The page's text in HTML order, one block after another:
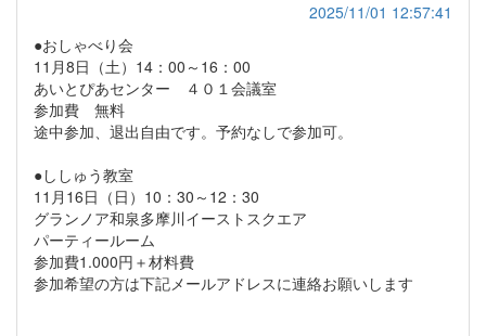
2025/11/01 12:57:41
●おしゃべり会
11月8日（土）14：00～16：00
あいとぴあセンター ４０１会議室
参加費 無料
途中参加、退出自由です。予約なしで参加可。
●ししゅう教室
11月16日（日）10：30～12：30
グランノア和泉多摩川イーストスクエア
パーティールーム
参加費1.000円＋材料費
参加希望の方は下記メールアドレスに連絡お願いします